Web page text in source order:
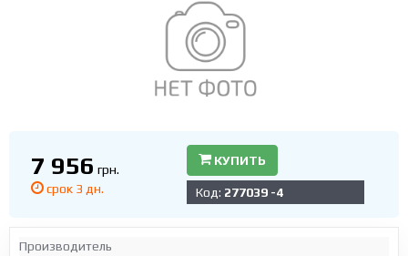
7 956 грн.
срок 3 дн.
КУПИТЬ
Код: 277039 -4
Производитель